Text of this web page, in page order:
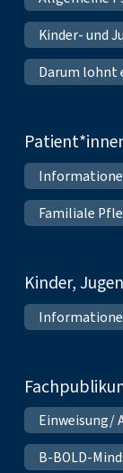
Kinder- und
Darum lohnt
Familiale
Kinder,
Einweisung/
B-BOLD-